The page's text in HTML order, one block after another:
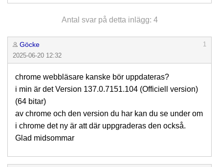
Antal svar på detta inlägg: 4
Göcke
1
2025-06-20 12:32
chrome webbläsare kanske bör uppdateras?
i min är det Version 137.0.7151.104 (Officiell version)
(64 bitar)
av chrome och den version du har kan du se under om
i chrome det ny är att där uppgraderas den också.
Glad midsommar